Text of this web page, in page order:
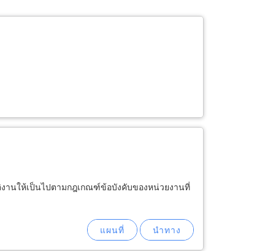
านให้เป็นไปตามกฎเกณฑ์ข้อบังคับของหน่วยงานที่